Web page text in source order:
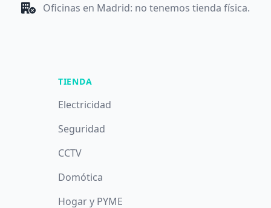
Oficinas en Madrid: no tenemos tienda física.
TIENDA
Electricidad
Seguridad
CCTV
Domótica
Hogar y PYME